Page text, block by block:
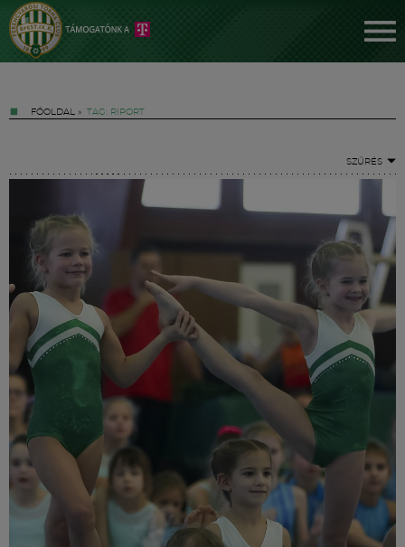
FŐOLDAL » TAG: RIPORT
SZŰRÉS
Jegyek
FM YouTube +
Hírek
Labdarúgás
Szakosztályok
Meccscenter